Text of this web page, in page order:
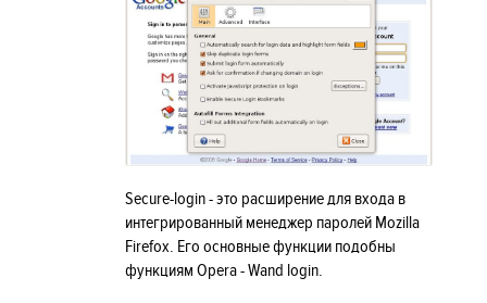
Secure-login - это расширение для входа в
интегрированный менеджер паролей Mozilla
Firefox. Его основные функции подобны
функциям Opera - Wand login.